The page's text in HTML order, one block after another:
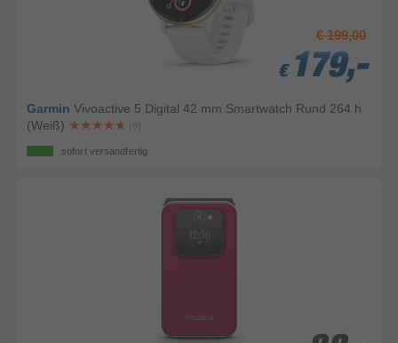
€ 199,00
€ 179,-
€ 179,-
€ 179,-
Garmin Vivoactive 5 Digital 42 mm Smartwatch Rund 264 h
(Weiß)
(9)
sofort versandfertig